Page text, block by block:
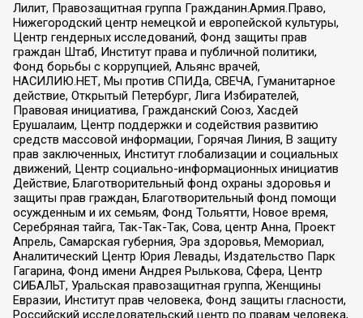
Лилит, Правозащитная группа Гражданин.Армия.Право,
Нижегородский центр немецкой и европейской культуры,
Центр гендерных исследований, Фонд защиты прав
граждан Штаб, Институт права и публичной политики,
Фонд борьбы с коррупцией, Альянс врачей,
НАСИЛИЮ.НЕТ, Мы против СПИДа, СВЕЧА, Гуманитарное
действие, Открытый Петербург, Лига Избирателей,
Правовая инициатива, Гражданский Союз, Хасдей
Ерушалаим, Центр поддержки и содействия развитию
средств массовой информации, Горячая Линия, В защиту
прав заключенных, Институт глобализации и социальных
движений, Центр социально-информационных инициатив
Действие, Благотворительный фонд охраны здоровья и
защиты прав граждан, Благотворительный фонд помощи
осужденным и их семьям, Фонд Тольятти, Новое время,
Серебряная тайга, Так-Так-Так, Сова, центр Анна, Проект
Апрель, Самарская губерния, Эра здоровья, Мемориал,
Аналитический Центр Юрия Левады, Издательство Парк
Гагарина, Фонд имени Андрея Рылькова, Сфера, Центр
СИБАЛЬТ, Уральская правозащитная группа, Женщины
Евразии, Институт прав человека, Фонд защиты гласности,